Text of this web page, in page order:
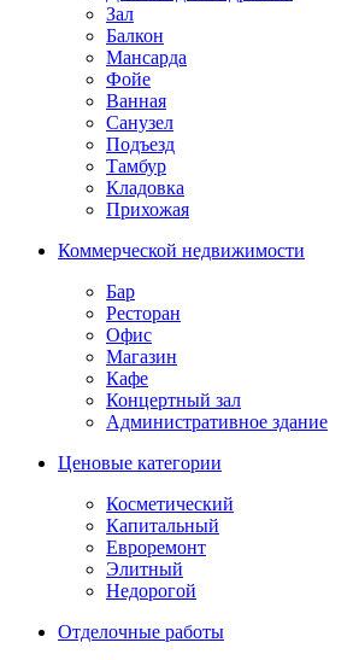
Зал
Балкон
Мансарда
Фойе
Ванная
Санузел
Подъезд
Тамбур
Кладовка
Прихожая
Коммерческой недвижимости
Бар
Ресторан
Офис
Магазин
Кафе
Концертный зал
Административное здание
Ценовые категории
Косметический
Капитальный
Евроремонт
Элитный
Недорогой
Отделочные работы